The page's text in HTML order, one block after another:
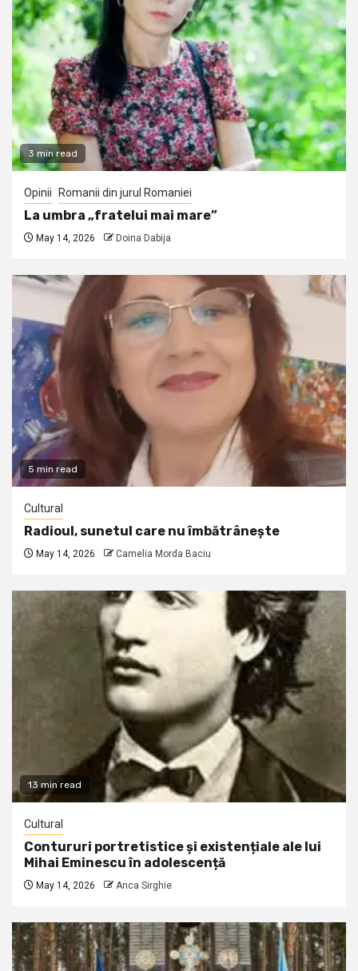
3 min read
Opinii Romanii din jurul Romaniei
La umbra „fratelui mai mare”
May 14, 2026 Doina Dabija
5 min read
Cultural
Radioul, sunetul care nu îmbătrânește
May 14, 2026 Camelia Morda Baciu
13 min read
Cultural
Contururi portretistice și existențiale ale lui
Mihai Eminescu în adolescență
May 14, 2026 Anca Sirghie